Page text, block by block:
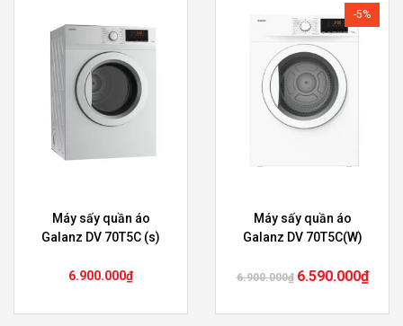
Máy sấy quần áo
Galanz DV 70T5C (s)
6.900.000₫
-5%
Máy sấy quần áo
Galanz DV 70T5C(W)
6.900.000₫ 6.590.000₫